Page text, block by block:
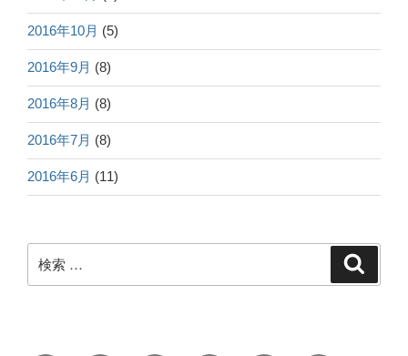
2016年10月 (5)
2016年9月 (8)
2016年8月 (8)
2016年7月 (8)
2016年6月 (11)